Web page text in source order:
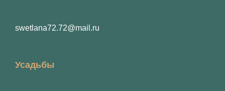
swetlana72.72@mail.ru
Усадьбы